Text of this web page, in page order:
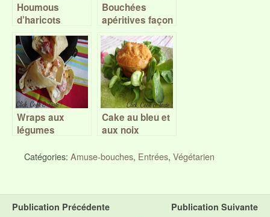
Houmous
d’haricots
rouges au
paprika – Battle
Food #43
Bouchées
apéritives façon
cheesecake,
betterave et
chèvre – Battle
Food #36
Wraps aux
légumes
Cake au bleu et
aux noix
Catégories: Amuse-bouches, Entrées, Végétarien
Publication Précédente Publication Suivante